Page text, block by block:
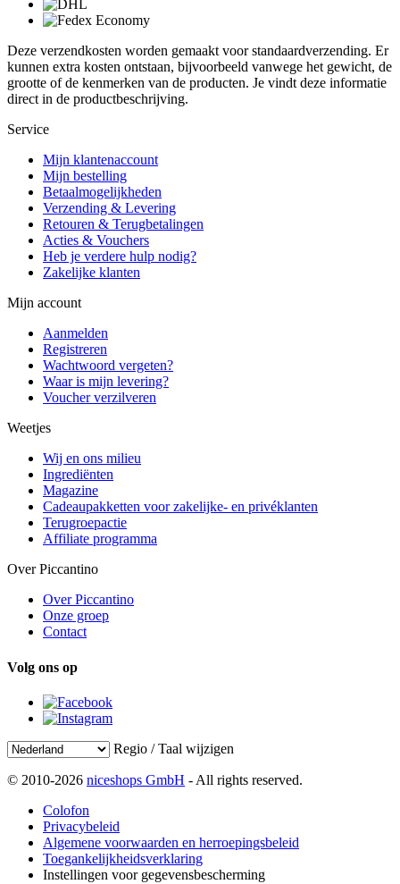
Deze verzendkosten worden gemaakt voor standaardverzending. Er
kunnen extra kosten ontstaan, bijvoorbeeld vanwege het gewicht, de
grootte of de kenmerken van de producten. Je vindt deze informatie
direct in de productbeschrijving.
Service
Mijn klantenaccount
Mijn bestelling
Betaalmogelijkheden
Verzending & Levering
Retouren & Terugbetalingen
Acties & Vouchers
Heb je verdere hulp nodig?
Zakelijke klanten
Mijn account
Aanmelden
Registreren
Wachtwoord vergeten?
Waar is mijn levering?
Voucher verzilveren
Weetjes
Wij en ons milieu
Ingrediënten
Magazine
Cadeaupakketten voor zakelijke- en privéklanten
Terugroepactie
Affiliate programma
Over Piccantino
Over Piccantino
Onze groep
Contact
Volg ons op
Regio / Taal wijzigen
© 2010-2026 niceshops GmbH - All rights reserved.
Colofon
Privacybeleid
Algemene voorwaarden en herroepingsbeleid
Toegankelijkheidsverklaring
Instellingen voor gegevensbescherming